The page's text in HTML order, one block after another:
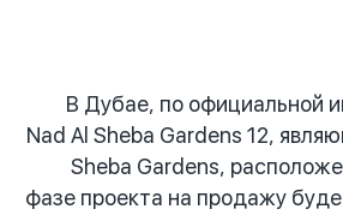
В Дубае, по официальной
Nad Al Sheba Gardens 12,
Sheba Gardens,
фазе проекта на продажу